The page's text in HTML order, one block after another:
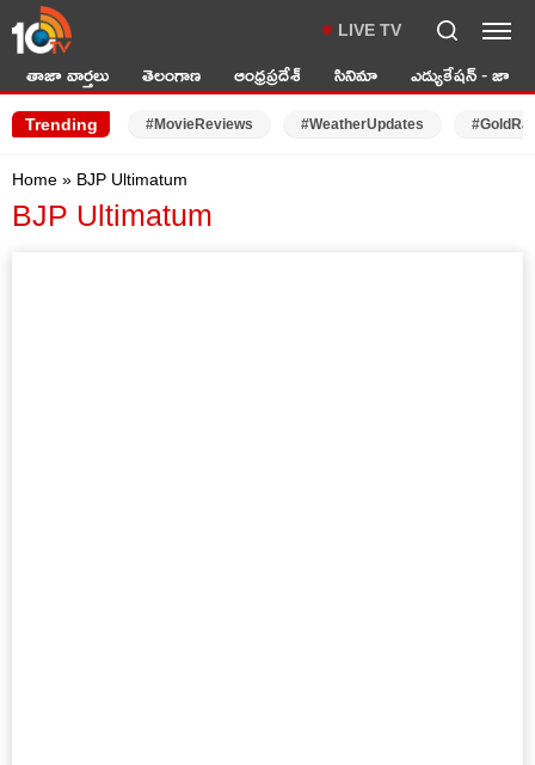
LIVE TV
తాజా వార్తలు తెలంగాణ ఆంధ్రప్రదేశ్ సినిమా ఎడ్యుకేషన్ - జాబ్స్
Trending #MovieReviews #WeatherUpdates
Home » BJP Ultimatum
BJP Ultimatum